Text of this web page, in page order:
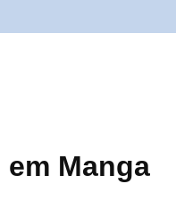
Manga